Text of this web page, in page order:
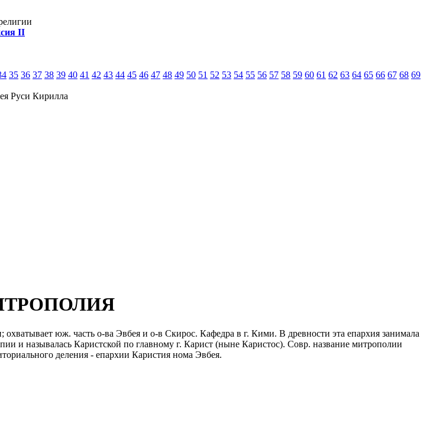
II
35 36 37 38 39 40 41 42 43 44 45 46 47 48 49 50 51 52 53 54 55 56 57 58 59 60 61 62 63 64 65 66 67 68 69
Руси Кирилла
юж. часть о-ва Эвбея и о-в Скирос. Кафедра в г. Кими. В древности эта епархия занимала
называлась Каристской по главному г. Карист (ныне Каристос). Совр. название митрополии
деления - епархии Каристия нома Эвбея.